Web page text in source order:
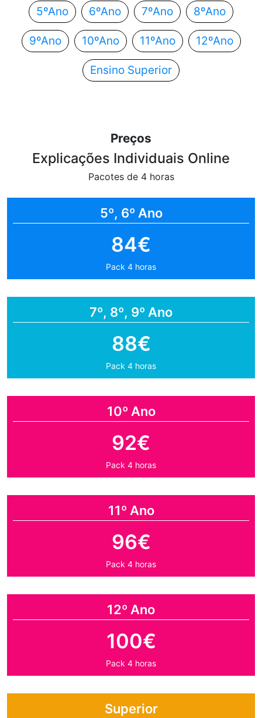
5ºAno 6ºAno 7ºAno 8ºAno
9ºAno 10ºAno 11ºAno 12ºAno
Ensino Superior
Preços
Explicações Individuais Online
Pacotes de 4 horas
5º, 6º Ano
84€
Pack 4 horas
7º, 8º, 9º Ano
88€
Pack 4 horas
10º Ano
92€
Pack 4 horas
11º Ano
96€
Pack 4 horas
12º Ano
100€
Pack 4 horas
Superior